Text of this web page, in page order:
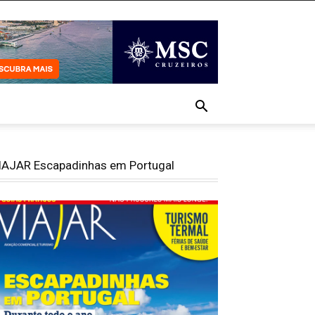
Escapadinhas em Portugal